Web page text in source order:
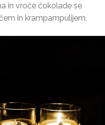
in vroče čokolade se
in krampampulijem.